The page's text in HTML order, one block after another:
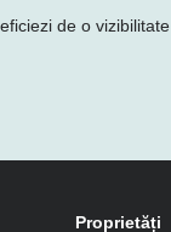
de o
Proprietăți